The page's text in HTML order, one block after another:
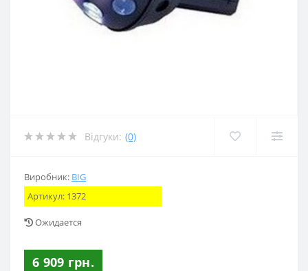
Відгуки: (0)
Виробник: BIG
Артикул: 1372
Ожидается
6 909 грн.